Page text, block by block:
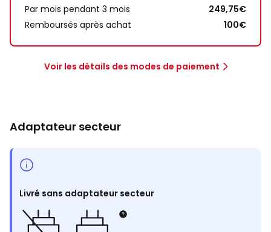
Par mois pendant 3 mois
249,75€
Remboursés après achat
100€
Voir les détails des modes de paiement
Adaptateur secteur
Livré sans adaptateur secteur